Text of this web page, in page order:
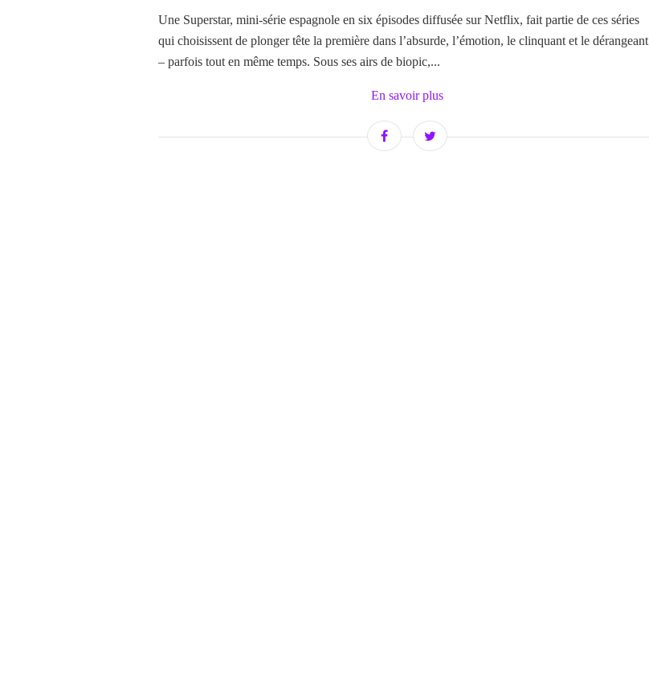
Une Superstar, mini-série espagnole en six épisodes diffusée sur Netflix, fait partie de ces séries
qui choisissent de plonger tête la première dans l’absurde, l’émotion, le clinquant et le dérangeant
– parfois tout en même temps. Sous ses airs de biopic,...
En savoir plus